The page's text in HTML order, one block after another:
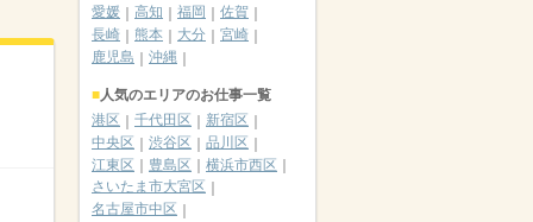
愛媛
高知 福岡
佐賀
長崎
熊本 大分
宮崎
鹿児島
沖縄
人気のエリアのお仕事一覧
港区
千代田区
新宿区
中央区
渋谷区
品川区
江東区
豊島区
横浜市西区
さいたま市大宮区
名古屋市中区